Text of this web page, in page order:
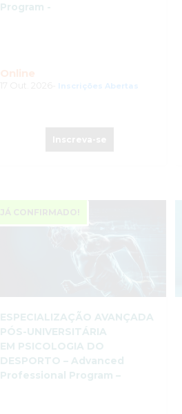
Program -
Online
Inscrições Abertas
JÁ CONFIRMADO!
ESPECIALIZAÇÃO AVANÇADA
PÓS-UNIVERSITÁRIA
EM PSICOLOGIA DO
DESPORTO – Advanced
Professional Program –